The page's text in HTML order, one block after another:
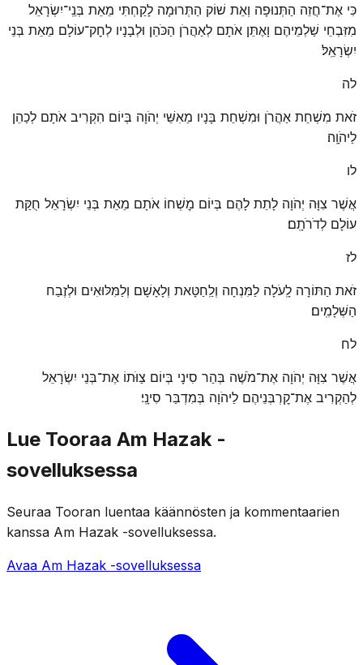
כִּי אֶת־חֲזֵה הַתְּנוּפָה וְאֵת שׁוֹק הַתְּרוּמָה לָקַחְתִּי מֵאֵת בְּנֵֽי־יִשְׂרָאֵל
מִזִּבְחֵי שַׁלְמֵיהֶם וָאֶתֵּן אֹתָם לְאַהֲרֹן הַכֹּהֵן וּלְבָנָיו לְחׇק־עוֹלָם מֵאֵת בְּנֵי
יִשְׂרָאֵֽל׃
לה
זֹאת מִשְׁחַת אַהֲרֹן וּמִשְׁחַת בָּנָיו מֵאִשֵּׁי יְהֹוָה בְּיוֹם הִקְרִיב אֹתָם לְכַהֵן
לַיהֹוָֽה׃
לו
אֲשֶׁר צִוָּה יְהֹוָה לָתֵת לָהֶם בְּיוֹם מׇשְׁחוֹ אֹתָם מֵאֵת בְּנֵי יִשְׂרָאֵל חֻקַּת
עוֹלָם לְדֹרֹתָֽם׃
לז
זֹאת הַתּוֹרָה לָֽעֹלָה לַמִּנְחָה וְלַֽחַטָּאת וְלָאָשָׁם וְלַמִּלּוּאִים וּלְזֶבַח
הַשְּׁלָמִֽים׃
לח
אֲשֶׁר צִוָּה יְהֹוָה אֶת־מֹשֶׁה בְּהַר סִינָי בְּיוֹם צַוֺּתוֹ אֶת־בְּנֵי יִשְׂרָאֵל
לְהַקְרִיב אֶת־קׇרְבְּנֵיהֶם לַיהֹוָה בְּמִדְבַּר סִינָֽי׃
Lue Tooraa Am Hazak -
sovelluksessa
Seuraa Tooran luentaa käännösten ja kommentaarien
kanssa Am Hazak -sovelluksessa.
Avaa Am Hazak -sovelluksessa